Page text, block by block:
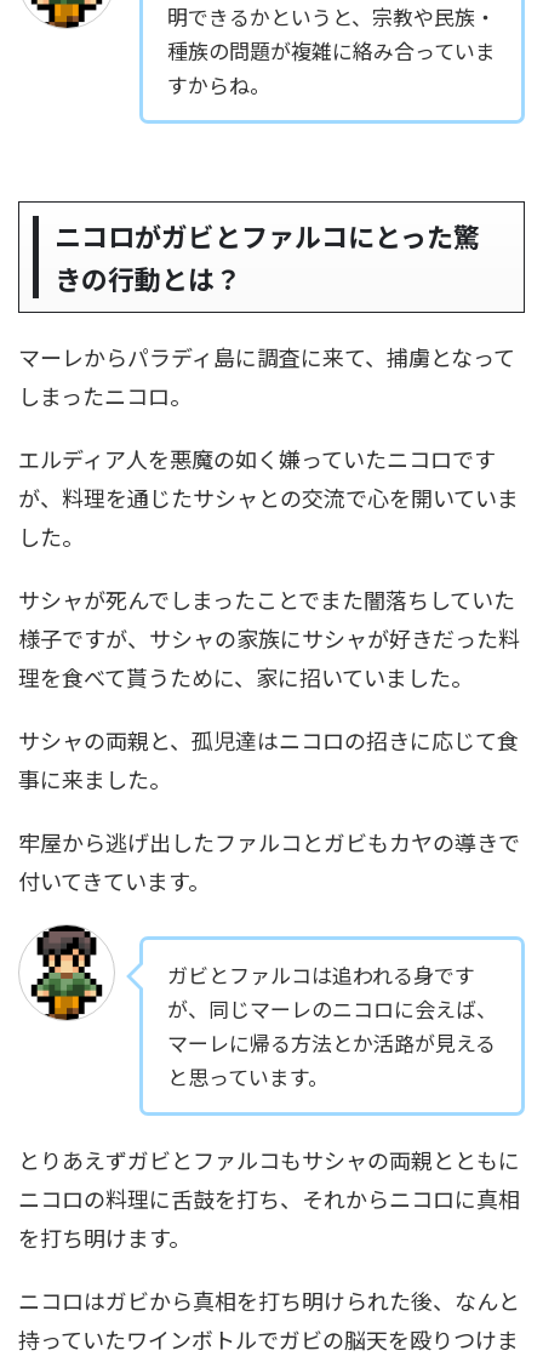
明できるかというと、宗教や民族・
種族の問題が複雑に絡み合っていま
すからね。
ニコロがガビとファルコにとった驚
きの行動とは？
マーレからパラディ島に調査に来て、捕虜となって
しまったニコロ。
エルディア人を悪魔の如く嫌っていたニコロです
が、料理を通じたサシャとの交流で心を開いていま
した。
サシャが死んでしまったことでまた闇落ちしていた
様子ですが、サシャの家族にサシャが好きだった料
理を食べて貰うために、家に招いていました。
サシャの両親と、孤児達はニコロの招きに応じて食
事に来ました。
牢屋から逃げ出したファルコとガビもカヤの導きで
付いてきています。
ガビとファルコは追われる身です
が、同じマーレのニコロに会えば、
マーレに帰る方法とか活路が見える
と思っています。
とりあえずガビとファルコもサシャの両親とともに
ニコロの料理に舌鼓を打ち、それからニコロに真相
を打ち明けます。
ニコロはガビから真相を打ち明けられた後、なんと
持っていたワインボトルでガビの脳天を殴りつけま